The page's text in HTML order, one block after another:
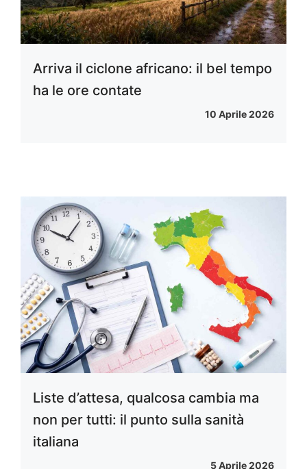
Arriva il ciclone africano: il bel tempo
ha le ore contate
10 Aprile 2026
Liste d’attesa, qualcosa cambia ma
non per tutti: il punto sulla sanità
italiana
5 Aprile 2026